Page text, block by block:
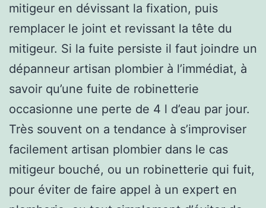
mitigeur en dévissant la fixation, puis
remplacer le joint et revissant la tête du
mitigeur. Si la fuite persiste il faut joindre un
dépanneur artisan plombier à l’immédiat, à
savoir qu’une fuite de robinetterie
occasionne une perte de 4 l d’eau par jour.
Très souvent on a tendance à s’improviser
facilement artisan plombier dans le cas
mitigeur bouché, ou un robinetterie qui fuit,
pour éviter de faire appel à un expert en